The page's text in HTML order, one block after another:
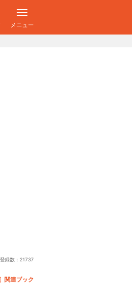
メニュー
録数： 21737
関連ブック